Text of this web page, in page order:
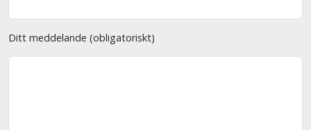
Ditt meddelande (obligatoriskt)